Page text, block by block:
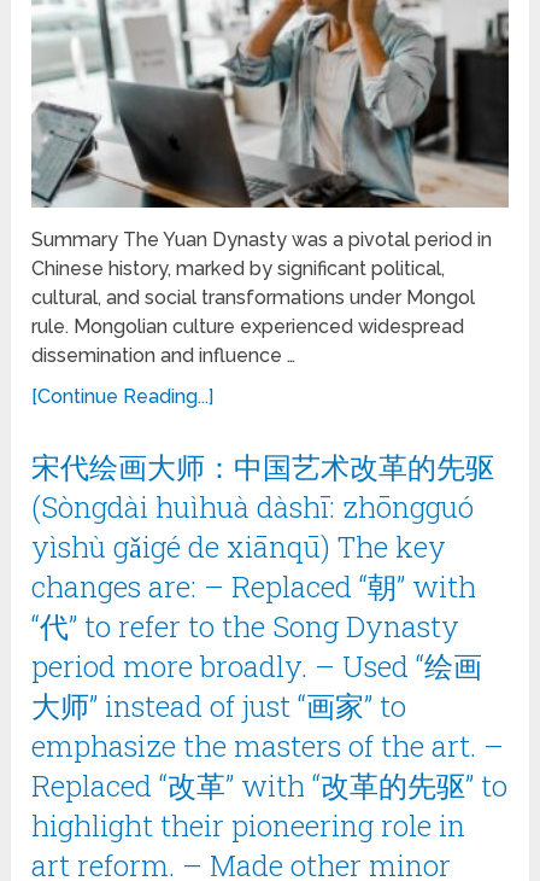
Summary The Yuan Dynasty was a pivotal period in
Chinese history, marked by significant political,
cultural, and social transformations under Mongol
rule. Mongolian culture experienced widespread
dissemination and influence …
[Continue Reading...]
宋代绘画大师：中国艺术改革的先驱
(Sòngdài huìhuà dàshī: zhōngguó
yìshù gǎigé de xiānqū) The key
changes are: – Replaced “朝” with
“代” to refer to the Song Dynasty
period more broadly. – Used “绘画
大师” instead of just “画家” to
emphasize the masters of the art. –
Replaced “改革” with “改革的先驱” to
highlight their pioneering role in
art reform. – Made other minor